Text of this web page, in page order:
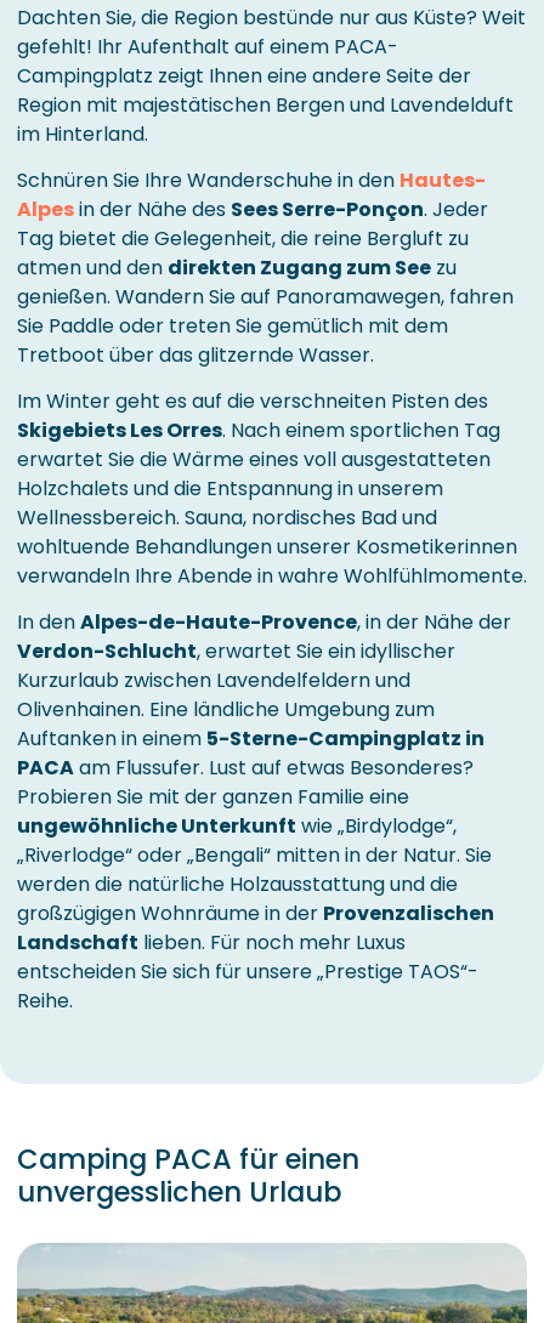
Dachten Sie, die Region bestünde nur aus Küste? Weit
gefehlt! Ihr Aufenthalt auf einem PACA-
Campingplatz zeigt Ihnen eine andere Seite der
Region mit majestätischen Bergen und Lavendelduft
im Hinterland.
Schnüren Sie Ihre Wanderschuhe in den Hautes-
Alpesin der Nähe des Sees Serre-Ponçon. Jeder
Tag bietet die Gelegenheit, die reine Bergluft zu
atmen und den direkten Zugang zum See zu
genießen. Wandern Sie auf Panoramawegen, fahren
Sie Paddle oder treten Sie gemütlich mit dem
Tretboot über das glitzernde Wasser.
Im Winter geht es auf die verschneiten Pisten des
Skigebiets Les Orres. Nach einem sportlichen Tag
erwartet Sie die Wärme eines voll ausgestatteten
Holzchalets und die Entspannung in unserem
Wellnessbereich. Sauna, nordisches Bad und
wohltuende Behandlungen unserer Kosmetikerinnen
verwandeln Ihre Abende in wahre Wohlfühlmomente.
In denAlpes-de-Haute-Provence, in der Nähe der
Verdon-Schlucht, erwartet Sie ein idyllischer
Kurzurlaub zwischen Lavendelfeldern und
Olivenhainen. Eine ländliche Umgebung zum
Auftanken in einem 5-Sterne-Campingplatz in
PACAam Flussufer. Lust auf etwas Besonderes?
Probieren Sie mit der ganzen Familie eine
ungewöhnliche Unterkunft wie „Birdylodge“,
„Riverlodge“ oder „Bengali“ mitten in der Natur. Sie
werden die natürliche Holzausstattung und die
großzügigen Wohnräume in der Provenzalischen
Landschaft lieben. Für noch mehr Luxus
entscheiden Sie sich für unsere „Prestige TAOS“-
Reihe.
Camping PACA für einen
unvergesslichen Urlaub